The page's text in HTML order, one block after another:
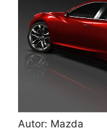
Autor: Mazda